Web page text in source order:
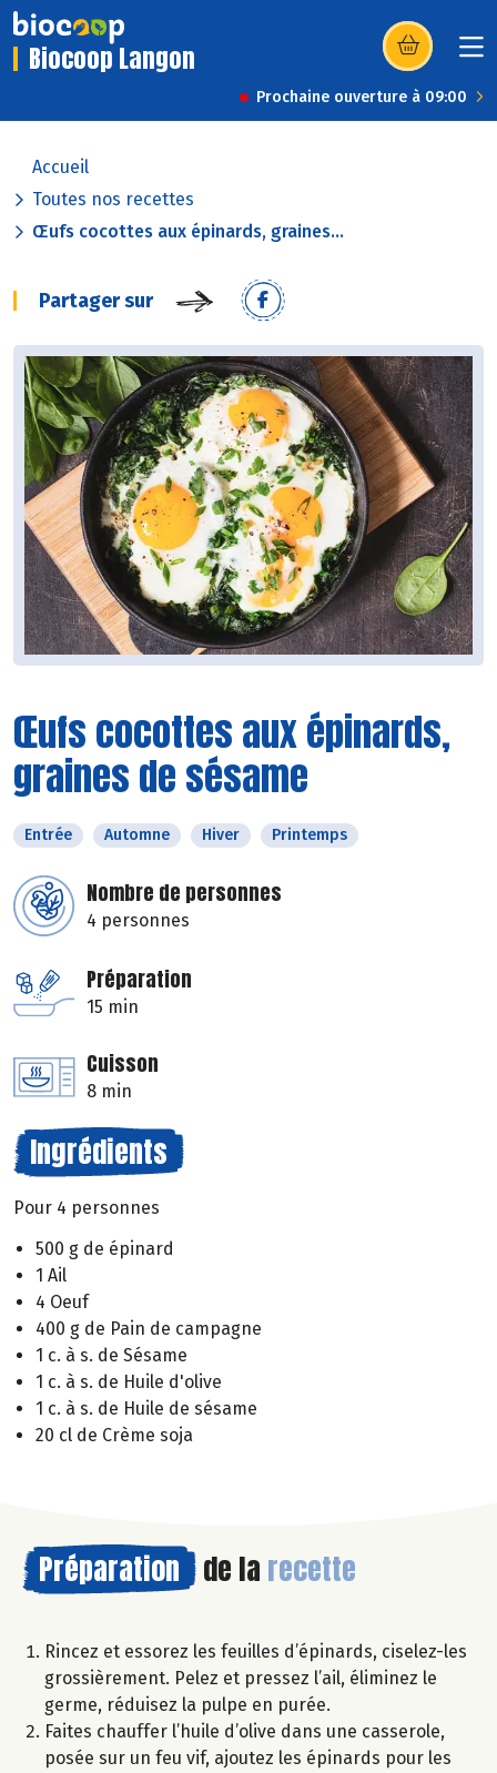
Biocoop Langon (s’ouvre dans
Prochaine ouverture à 09:00
Accueil
Toutes nos recettes
Œufs cocottes aux épinards, graines...
Partager sur
Œufs cocottes aux épinards,
graines de sésame
Entrée Automne Hiver Printemps
Nombre de personnes
4 personnes
Préparation
15 min
Cuisson
8 min
Ingrédients
Pour 4 personnes
500 g de épinard
1 Ail
4 Oeuf
400 g de Pain de campagne
1 c. à s. de Sésame
1 c. à s. de Huile d'olive
1 c. à s. de Huile de sésame
20 cl de Crème soja
Préparation de la recette
Rincez et essorez les feuilles d’épinards, ciselez-les
grossièrement. Pelez et pressez l’ail, éliminez le
germe, réduisez la pulpe en purée.
Faites chauffer l’huile d’olive dans une casserole,
posée sur un feu vif, ajoutez les épinards pour les